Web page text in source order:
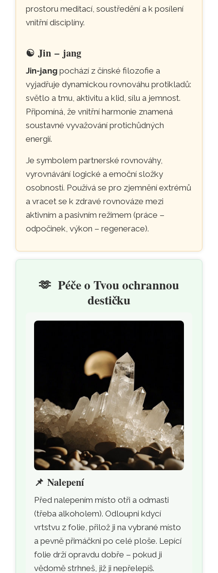
prostoru meditací, soustředění a k posílení
vnitřní disciplíny.
☯Jin – jang
Jin-jang pochází z čínské filozofie a
vyjadřuje dynamickou rovnováhu protikladů:
světlo a tmu, aktivitu a klid, sílu a jemnost.
Připomíná, že vnitřní harmonie znamená
soustavné vyvažování protichůdných
energií.
Je symbolem partnerské rovnováhy,
vyrovnávání logické a emoční složky
osobnosti. Používá se pro zjemnění extrémů
a vracet se k zdravé rovnováze mezi
aktivním a pasivním režimem (práce –
odpočinek, výkon – regenerace).
🫶 Péče o Tvou ochrannou
destičku
📌Nalepení
Před nalepením místo otři a odmasti
(třeba alkoholem). Odloupni kdycí
vrtstvu z folie, přilož ji na vybrané místo
a pevně přimáčkni po celé ploše. Lepící
folie drží opravdu dobře – pokud ji
vědomě strhneš, již ji nepřelepíš.